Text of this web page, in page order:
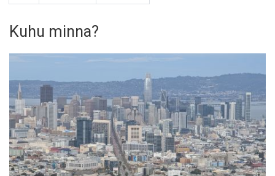
leht
leht
Kuhu minna?